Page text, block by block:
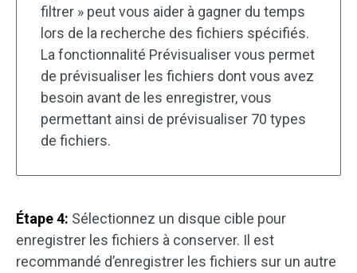
filtrer » peut vous aider à gagner du temps
lors de la recherche des fichiers spécifiés.
La fonctionnalité Prévisualiser vous permet
de prévisualiser les fichiers dont vous avez
besoin avant de les enregistrer, vous
permettant ainsi de prévisualiser 70 types
de fichiers.
Étape 4: Sélectionnez un disque cible pour
enregistrer les fichiers à conserver. Il est
recommandé d’enregistrer les fichiers sur un autre